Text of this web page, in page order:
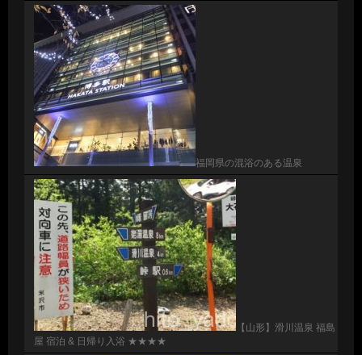
福岡県の混浴のある温泉
【山形】滑川温泉 福島
屋 宿泊 & 日帰り入浴 ★★★★